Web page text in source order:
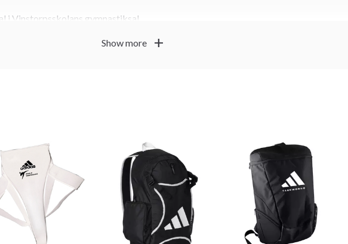
i Vinstorpsskolans gymnastiksal.
ett par gånger före ni betalar träningsavgift.
som vill träna så föreslår vi familjeträning Taekwondo – Ett supertillfälle att träna med
till vårt register i Sportadmin. Klicka HÄR!.
Show more add